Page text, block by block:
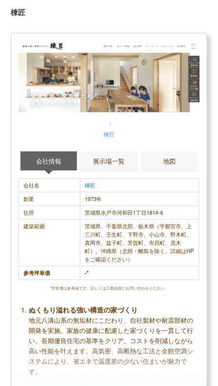
冷暖房の利きが良い →以前住んでいたアパートと比
較して、光熱費半分程度まで落ちました ・遮音性が
高い →さすがに救急車のサイレントや改造バイクの
排気音等は聞こえますが、雨の音や目の前の道路を
通行する車の音などはほぼ聞こえません。ドアを開
けて初めて「今日雨降ってたんだ」と気づくレベ
の太陽光パネルが載ってます。毎日アプリで発電量
をリアルタイムでモニタリングできるのですが、１
日平均1,300〜2,000円程度の売電額になってます(近
年の売電価格の下落具合を見ると、これから建てら
れる方はそうもいかないかもしれません)。
まずまず満
柔らかい方
格も驚くほ
調査方法：インターネット調査
調査対象：アイダ設計で注文住宅を建てた人
メリット
低価格で性能の良い家が建てられる
設計力があり、希望の間取りが実現しやすい
創業40年以上のノウハウがある
棟匠
棟匠
会社情報 展示場一覧 地図
会社名
棟匠
創業
1973年
住所
茨城県水戸市河和田1丁目1814-6
建築範囲
茨城県、千葉県北部、栃木県（宇都宮市、上
三川町、壬生町、下野市、小山市、野木町、
真岡市、益子町、芳賀町、市貝町、茂木
町）、沖縄県（北部・離島を除く。詳細はHP
をご確認ください）
参考坪単価
-*
*坪単価は参考値です。詳しくは工務店様にお問い合わせください。
ぬくもり溢れる強い構造の家づくり
地元八溝山系の無垢材にこだわり、自社製材や耐震部材の
開発を実施。家族の健康に配慮した家づくりを一貫して行
い、長期優良住宅の基準をクリア。コストを削減しながら
高い性能を叶えます。高気密、高断熱な工法と全館空調シ
ステムにより、省エネで温度差の少ない住まいが魅力で
す。